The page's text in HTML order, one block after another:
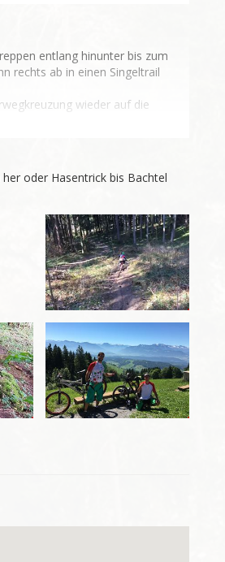
entlang hinunter bis zum
rechts ab in einen Singeltrail
wieder auf die
ist aber sonst durchgehend.
viel Wanderer. Vorsichtig fahren!
oder Hasentrick bis Bachtel